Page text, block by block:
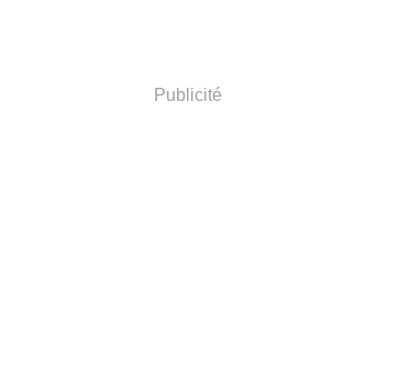
Publicité